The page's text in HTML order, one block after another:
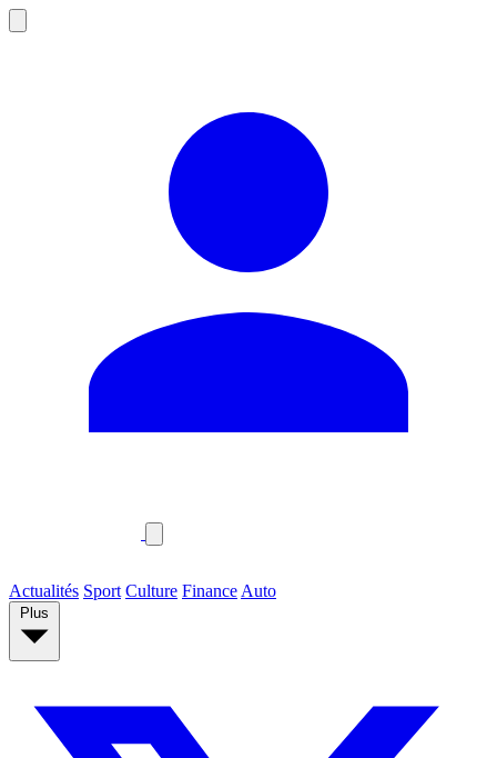
Actualités Sport Culture Finance Auto
Plus